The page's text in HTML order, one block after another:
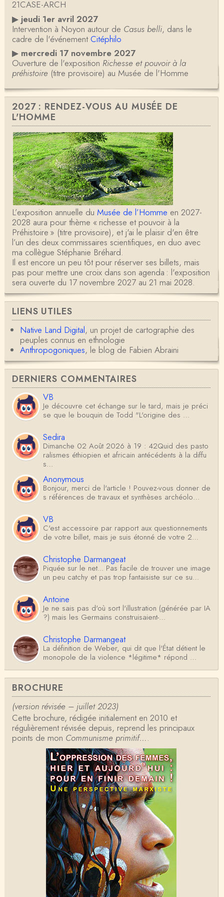
21CASE-ARCH
▶ jeudi 1er avril 2027
Intervention à Noyon autour de Casus belli, dans le
cadre de l'événementCitéphilo
▶ mercredi 17 novembre 2027
Ouverture de l'exposition Richesse et pouvoir à la
préhistoire(titre provisoire) au Musée de l'Homme
2027 : RENDEZ-VOUS AU MUSÉE DE
L'HOMME
L’exposition annuelle du Musée de l’Homme en 2027-
2028 aura pour thème « richesse et pouvoir à la
Préhistoire » (titre provisoire), et j'ai le plaisir d'en être
l’un des deux commissaires scientifiques, en duo avec
ma collègue Stéphanie Bréhard.
Il est encore un peu tôt pour réserver ses billets, mais
pas pour mettre une croix dans son agenda : l'exposition
sera ouverte du 17 novembre 2027 au 21 mai 2028.
LIENS UTILES
Native Land Digital, un projet de cartographie des
peuples connus en ethnologie
Anthropogoniques, le blog de Fabien Abraini
DERNIERS COMMENTAIRES
VB
Je découvre cet échange sur le tard, mais je préci
se que le bouquin de Todd "L'origine des …
Sedira
Dimanche 02 Août 2026 à 19 : 42Quid des pasto
ralismes éthiopien et africain antécédents à la diffu
s…
Anonymous
Bonjour, merci de l'article ! Pouvez-vous donner de
s références de travaux et synthèses archéolo…
VB
C'est accessoire par rapport aux questionnements
de votre billet, mais je suis étonné de votre 2…
Christophe Darmangeat
Piquée sur le net... Pas facile de trouver une image
un peu catchy et pas trop fantaisiste sur ce su…
Antoine
Je ne sais pas d'où sort l'illustration (générée par IA
?) mais les Germains construisaient-…
Christophe Darmangeat
La définition de Weber, qui dit que l'État détient le
monopole de la violence *légitime* répond …
Anonymous
Formidable et complexe sujet ; l'ancien professeur
d'histoire que je suis, Alsacien de surcr…
Tangui Przybylowski
Concernant Fustel de Coulanges, j'ai le souvenir
d'avoir lu, il y a près de 10 ans, un autre…
Jean-Paul Demoule
L'Etat ayant donc le monopole de la violence légiti
me, comment interpréter la situation états-un…
Christophe Darmangeat
Je ne sais pas quelle est la couleur de ma ceintur
e, mais je suis bien d'accord avec vous sur le…
Christophe Darmangeat
C'est en effet un bon livre, tout à fait recommandab
le.
ChristianP
J'ai vu aujourd'hui que l'historienne Michelle Zancari
BROCHURE
(version révisée – juillet 2023)
Cette brochure, rédigée initialement en 2010 et
régulièrement révisée depuis, reprend les principaux
points de mon Communisme primitif….